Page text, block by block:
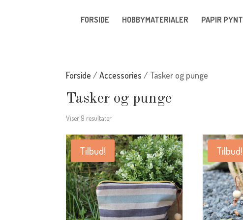
FORSIDE HOBBYMATERIALER PAPIR PYNT
Forside /Accessories / Tasker og punge
Tasker og punge
Viser 9 resultater
Tilbud! Tilbud!